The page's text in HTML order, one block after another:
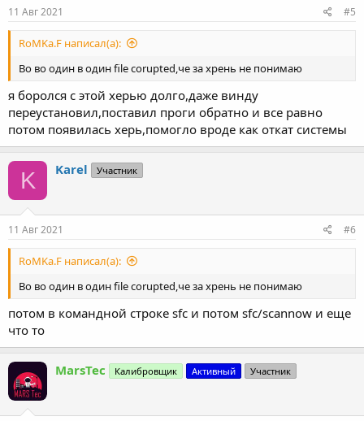
11 Авг 2021 #5
RoMKa.F написал(а):
Во во один в один file corupted,че за хрень не понимаю
я боролся с этой херью долго,даже винду
переустановил,поставил проги обратно и все равно
потом появилась херь,помогло вроде как откат системы
K Karel Участник
11 Авг 2021 #6
RoMKa.F написал(а):
Во во один в один file corupted,че за хрень не понимаю
потом в командной строке sfc и потом sfc/scannow и еще
что то
MarsTec Калибровщик Активный Участник